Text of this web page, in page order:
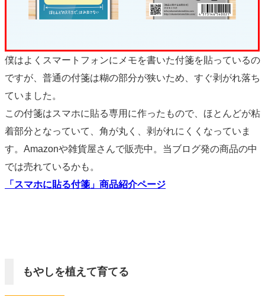
僕はよくスマートフォンにメモを書いた付箋を貼っているの
ですが、普通の付箋は糊の部分が狭いため、すぐ剥がれ落ち
ていました。
この付箋はスマホに貼る専用に作ったもので、ほとんどが粘
着部分となっていて、角が丸く、剥がれにくくなっていま
す。Amazonや雑貨屋さんで販売中。当ブログ発の商品の中
では売れているかも。
「スマホに貼る付箋」商品紹介ページ
もやしを植えて育てる